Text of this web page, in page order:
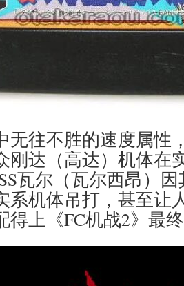
无往不胜的速度属性
刚达（高达）机体在
瓦尔（瓦尔西昂）
系机体吊打，甚至让
得上《FC机战2》最